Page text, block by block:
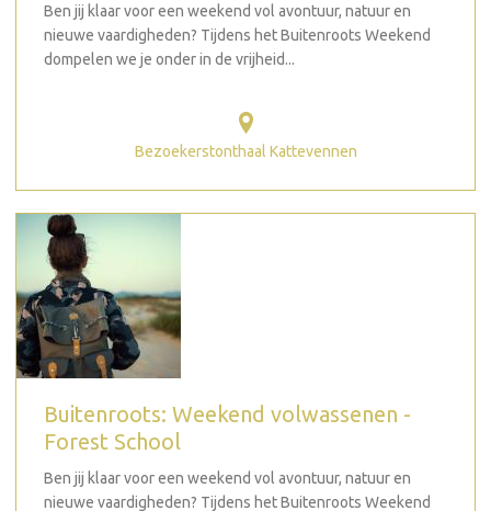
Ben jij klaar voor een weekend vol avontuur, natuur en
nieuwe vaardigheden? Tijdens het Buitenroots Weekend
dompelen we je onder in de vrijheid...
Bezoekerstonthaal Kattevennen
Buitenroots: Weekend volwassenen -
Forest School
Ben jij klaar voor een weekend vol avontuur, natuur en
nieuwe vaardigheden? Tijdens het Buitenroots Weekend